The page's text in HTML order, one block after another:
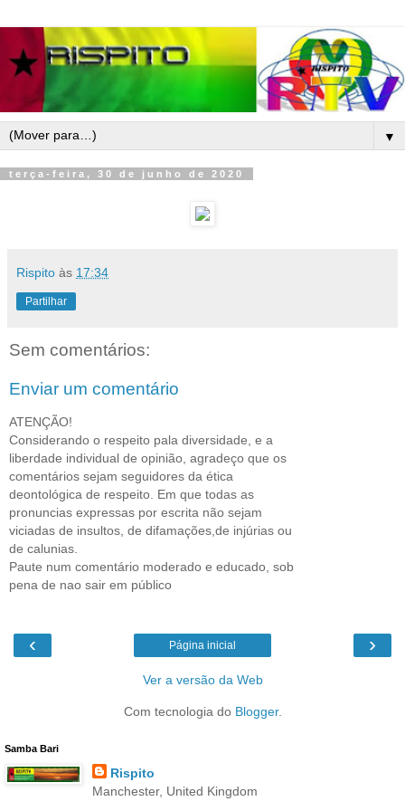
▼
terça-feira, 30 de junho de 2020
Rispito às 17:34
Partilhar
Sem comentários:
Enviar um comentário
ATENÇÃO!
Considerando o respeito pala diversidade, e a
liberdade individual de opinião, agradeço que os
comentários sejam seguidores da ética
deontológica de respeito. Em que todas as
pronuncias expressas por escrita não sejam
viciadas de insultos, de difamações,de injúrias ou
de calunias.
Paute num comentário moderado e educado, sob
pena de nao sair em público
‹ ›
Página inicial
Ver a versão da Web
Com tecnologia do Blogger.
Samba Bari
Rispito
Manchester, United Kingdom